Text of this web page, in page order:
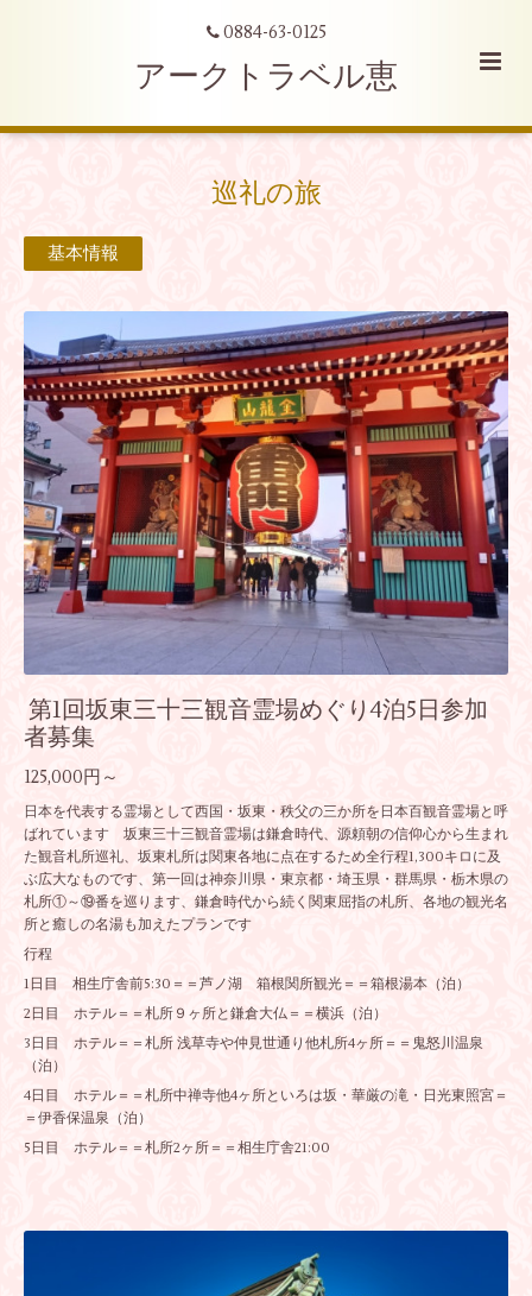
0884-63-0125
アークトラベル恵
巡礼の旅
基本情報
第1回坂東三十三観音霊場めぐり4泊5日参加
者募集
125,000円～
日本を代表する霊場として西国・坂東・秩父の三か所を日本百観音霊場と呼
ばれています 坂東三十三観音霊場は鎌倉時代、源頼朝の信仰心から生まれ
た観音札所巡礼、坂東札所は関東各地に点在するため全行程1,300キロに及
ぶ広大なものです、第一回は神奈川県・東京都・埼玉県・群馬県・栃木県の
札所①～⑲番を巡ります、鎌倉時代から続く関東屈指の札所、各地の観光名
所と癒しの名湯も加えたプランです
行程
1日目 相生庁舎前5:30＝＝芦ノ湖 箱根関所観光＝＝箱根湯本（泊）
2日目 ホテル＝＝札所９ヶ所と鎌倉大仏＝＝横浜（泊）
3日目 ホテル＝＝札所 浅草寺や仲見世通り他札所4ヶ所＝＝鬼怒川温泉
（泊）
4日目 ホテル＝＝札所中禅寺他4ヶ所といろは坂・華厳の滝・日光東照宮＝
＝伊香保温泉（泊）
5日目 ホテル＝＝札所2ヶ所＝＝相生庁舎21:00